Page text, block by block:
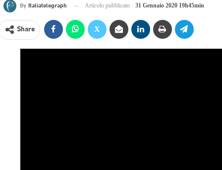
By Italiatelegraph Articolo pubblicato : 31 Gennaio 2020 19h45min
Share